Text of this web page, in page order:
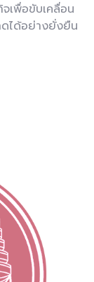
จเพื่อขับเคลื่อน
ดได้อย่างยั่งยืน